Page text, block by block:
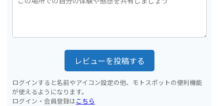
レビューを投稿する
ログインすると名前やアイコン設定の他、モトスポットの便利機能
が使えるようになります。
ログイン・会員登録はこちら